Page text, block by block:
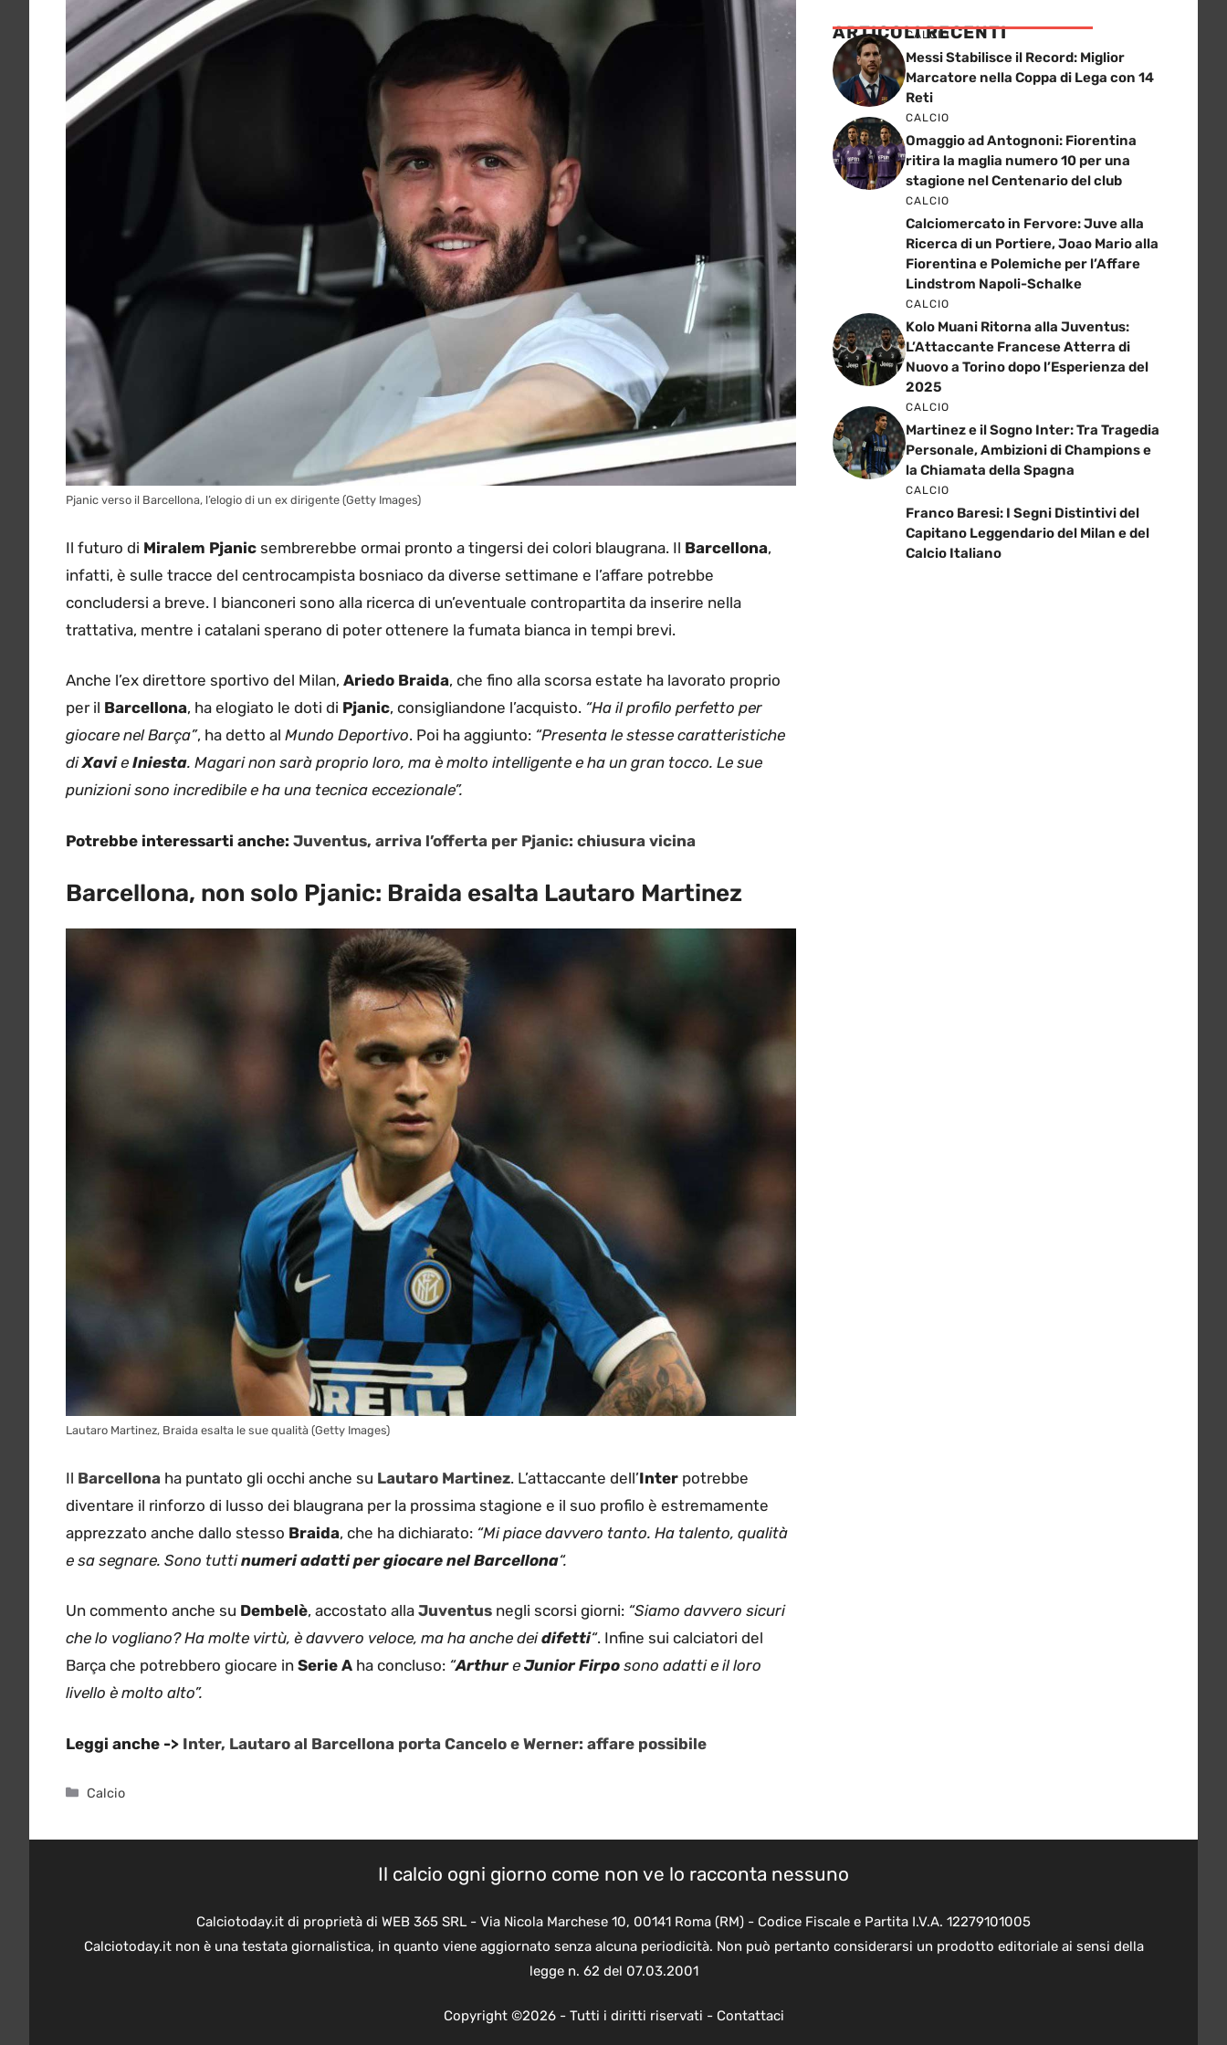
Pjanic verso il Barcellona, l’elogio di un ex dirigente (Getty Images)
Il futuro di Miralem Pjanic sembrerebbe ormai pronto a tingersi dei colori blaugrana. Il Barcellona,
infatti, è sulle tracce del centrocampista bosniaco da diverse settimane e l’affare potrebbe
concludersi a breve. I bianconeri sono alla ricerca di un’eventuale contropartita da inserire nella
trattativa, mentre i catalani sperano di poter ottenere la fumata bianca in tempi brevi.
Anche l’ex direttore sportivo del Milan, Ariedo Braida, che fino alla scorsa estate ha lavorato proprio
per il Barcellona, ha elogiato le doti di Pjanic, consigliandone l’acquisto. “Ha il profilo perfetto per
giocare nel Barça”, ha detto al Mundo Deportivo. Poi ha aggiunto: “Presenta le stesse caratteristiche
diXavie Iniesta. Magari non sarà proprio loro, ma è molto intelligente e ha un gran tocco. Le sue
punizioni sono incredibile e ha una tecnica eccezionale”.
Potrebbe interessarti anche: Juventus, arriva l’offerta per Pjanic: chiusura vicina
Barcellona, non solo Pjanic: Braida esalta Lautaro Martinez
Lautaro Martinez, Braida esalta le sue qualità (Getty Images)
Il Barcellona ha puntato gli occhi anche su Lautaro Martinez. L’attaccante dell’Inter potrebbe
diventare il rinforzo di lusso dei blaugrana per la prossima stagione e il suo profilo è estremamente
apprezzato anche dallo stesso Braida, che ha dichiarato: “Mi piace davvero tanto. Ha talento, qualità
e sa segnare. Sono tuttinumeri adatti per giocare nel Barcellona“.
Un commento anche su Dembelè, accostato alla Juventus negli scorsi giorni: “Siamo davvero sicuri
che lo vogliano? Ha molte virtù, è davvero veloce, ma ha anche deidifetti“. Infine sui calciatori del
Barça che potrebbero giocare in Serie A ha concluso: “Arthure Junior Firpo sono adatti e il loro
livello è molto alto”.
Leggi anche -> Inter, Lautaro al Barcellona porta Cancelo e Werner: affare possibile
Categorie
Calcio
ARTICOLI RECENTI
CALCIO
Messi Stabilisce il Record: Miglior
Marcatore nella Coppa di Lega con 14
Reti
CALCIO
Omaggio ad Antognoni: Fiorentina
ritira la maglia numero 10 per una
stagione nel Centenario del club
CALCIO
Calciomercato in Fervore: Juve alla
Ricerca di un Portiere, Joao Mario alla
Fiorentina e Polemiche per l’Affare
Lindstrom Napoli-Schalke
CALCIO
Kolo Muani Ritorna alla Juventus:
L’Attaccante Francese Atterra di
Nuovo a Torino dopo l’Esperienza del
2025
CALCIO
Martinez e il Sogno Inter: Tra Tragedia
Personale, Ambizioni di Champions e
la Chiamata della Spagna
CALCIO
Franco Baresi: I Segni Distintivi del
Capitano Leggendario del Milan e del
Calcio Italiano
Il calcio ogni giorno come non ve lo racconta nessuno
Calciotoday.it di proprietà di WEB 365 SRL - Via Nicola Marchese 10, 00141 Roma (RM) - Codice Fiscale e Partita I.V.A. 12279101005
Calciotoday.it non è una testata giornalistica, in quanto viene aggiornato senza alcuna periodicità. Non può pertanto considerarsi un prodotto editoriale ai sensi della
legge n. 62 del 07.03.2001
Copyright ©2026 - Tutti i diritti riservati - Contattaci